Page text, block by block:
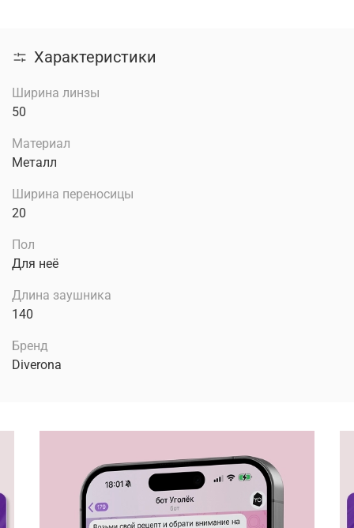
Характеристики
Ширина линзы
50
Материал
Металл
Ширина переносицы
20
Пол
Для неё
Длина заушника
140
Бренд
Diverona